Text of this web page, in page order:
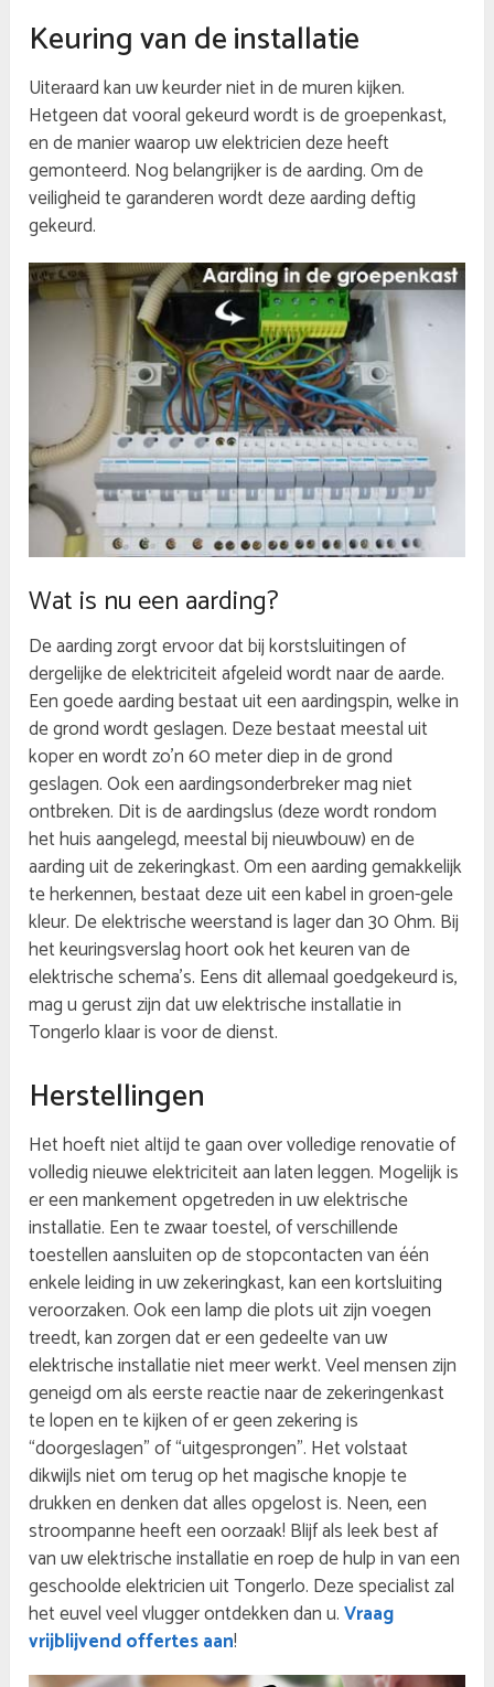
Keuring van de installatie
Uiteraard kan uw keurder niet in de muren kijken.
Hetgeen dat vooral gekeurd wordt is de groepenkast,
en de manier waarop uw elektricien deze heeft
gemonteerd. Nog belangrijker is de aarding. Om de
veiligheid te garanderen wordt deze aarding deftig
gekeurd.
Wat is nu een aarding?
De aarding zorgt ervoor dat bij korstsluitingen of
dergelijke de elektriciteit afgeleid wordt naar de aarde.
Een goede aarding bestaat uit een aardingspin, welke in
de grond wordt geslagen. Deze bestaat meestal uit
koper en wordt zo’n 60 meter diep in de grond
geslagen. Ook een aardingsonderbreker mag niet
ontbreken. Dit is de aardingslus (deze wordt rondom
het huis aangelegd, meestal bij nieuwbouw) en de
aarding uit de zekeringkast. Om een aarding gemakkelijk
te herkennen, bestaat deze uit een kabel in groen-gele
kleur. De elektrische weerstand is lager dan 30 Ohm. Bij
het keuringsverslag hoort ook het keuren van de
elektrische schema’s. Eens dit allemaal goedgekeurd is,
mag u gerust zijn dat uw elektrische installatie in
Tongerlo klaar is voor de dienst.
Herstellingen
Het hoeft niet altijd te gaan over volledige renovatie of
volledig nieuwe elektriciteit aan laten leggen. Mogelijk is
er een mankement opgetreden in uw elektrische
installatie. Een te zwaar toestel, of verschillende
toestellen aansluiten op de stopcontacten van één
enkele leiding in uw zekeringkast, kan een kortsluiting
veroorzaken. Ook een lamp die plots uit zijn voegen
treedt, kan zorgen dat er een gedeelte van uw
elektrische installatie niet meer werkt. Veel mensen zijn
geneigd om als eerste reactie naar de zekeringenkast
te lopen en te kijken of er geen zekering is
“doorgeslagen” of “uitgesprongen”. Het volstaat
dikwijls niet om terug op het magische knopje te
drukken en denken dat alles opgelost is. Neen, een
stroompanne heeft een oorzaak! Blijf als leek best af
van uw elektrische installatie en roep de hulp in van een
geschoolde elektricien uit Tongerlo. Deze specialist zal
het euvel veel vlugger ontdekken dan u.Vraag
vrijblijvend offertes aan!